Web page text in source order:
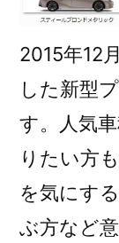
2015年12
した新型
す。人気
りたい方
を気にす
ぶ方など